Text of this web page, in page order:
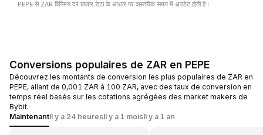
PEPE से ZAR विनिमय दर बाजार डेटा के आधार पर वास्तविक समय में अपडेट होती है।
Conversions populaires de ZAR en PEPE
Découvrez les montants de conversion les plus populaires de ZAR en
PEPE, allant de 0,001 ZAR à 100 ZAR, avec des taux de conversion en
temps réel basés sur les cotations agrégées des market makers de
Bybit.
MaintenantIl y a 24 heuresIl y a 1 moisIl y a 1 an